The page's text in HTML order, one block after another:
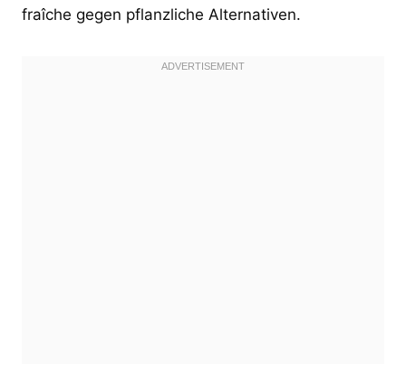
fraîche gegen pflanzliche Alternativen.